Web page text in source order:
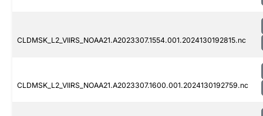
CLDMSK_L2_VIIRS_NOAA21.A2023307.1554.001.2024130192815.nc
CLDMSK_L2_VIIRS_NOAA21.A2023307.1600.001.2024130192759.nc